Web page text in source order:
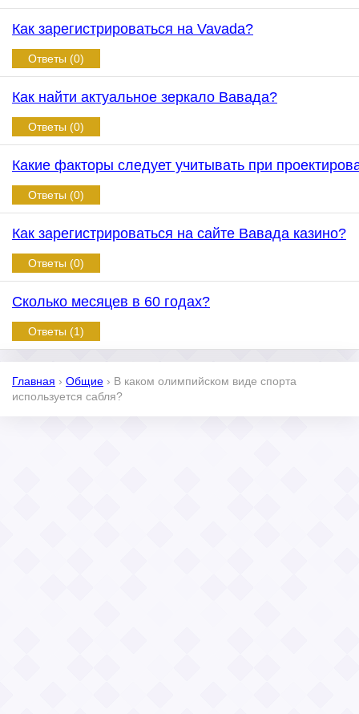
Как зарегистрироваться на Vavada?
Ответы (0)
Как найти актуальное зеркало Вавада?
Ответы (0)
Какие факторы следует учитывать при
Ответы (0)
Как зарегистрироваться на сайте Вавада казино?
Ответы (0)
Сколько месяцев в 60 годах?
Ответы (1)
Главная › Общие › В каком олимпийском виде спорта
используется сабля?